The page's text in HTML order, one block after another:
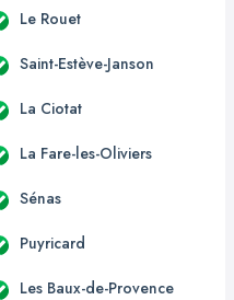
Le Rouet
Saint-Estève-Janson
La Ciotat
La Fare-les-Oliviers
Sénas
Puyricard
Les Baux-de-Provence